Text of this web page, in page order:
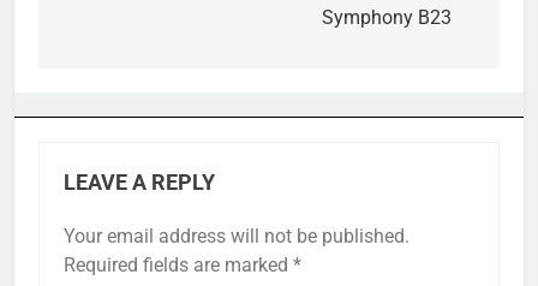
Symphony B23
LEAVE A REPLY
Your email address will not be published.
Required fields are marked *